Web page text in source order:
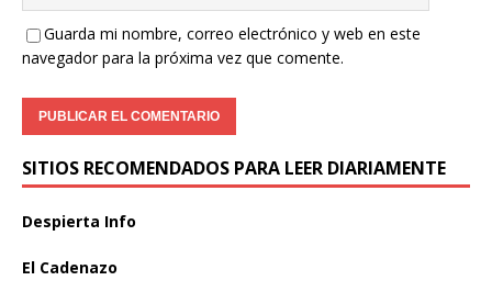
Guarda mi nombre, correo electrónico y web en este
navegador para la próxima vez que comente.
SITIOS RECOMENDADOS PARA LEER DIARIAMENTE
Despierta Info
El Cadenazo